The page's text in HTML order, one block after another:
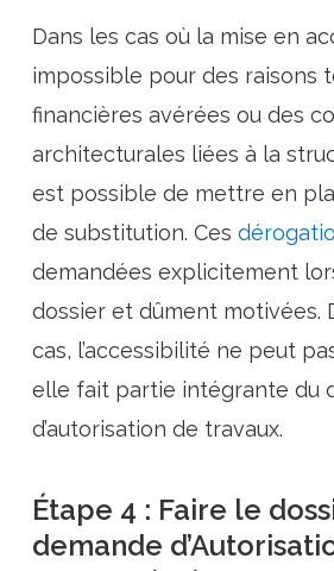
Dans les cas où la mise en
impossible pour des raisons
financières avérées ou des
architecturales liées à la
est possible de mettre en
de substitution. Ces
demandées explicitement
dossier et dûment motivées.
cas, l’accessibilité ne peut
elle fait partie intégrante du
d’autorisation de travaux.
Étape 4 : Faire le
demande